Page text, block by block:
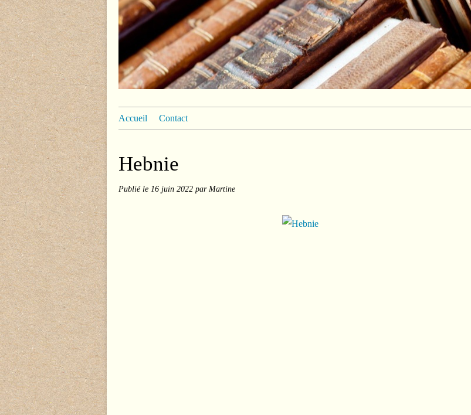
Accueil Contact
Hebnie
Publié le 16 juin 2022 par Martine